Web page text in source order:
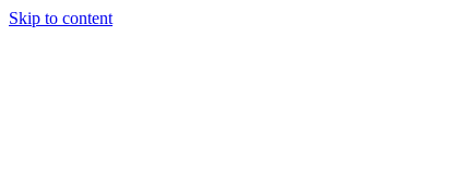
Skip to content